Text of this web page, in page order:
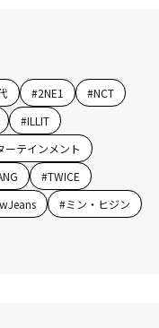
#2NE1 #NCT
#ILLIT
ーテインメント
#TWICE
#ミン・ヒジン